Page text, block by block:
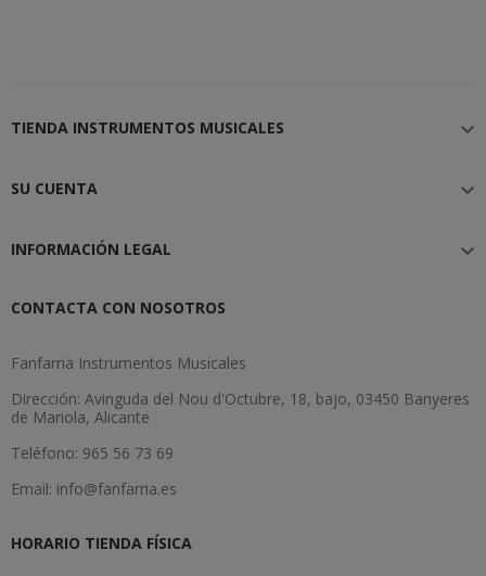
TIENDA INSTRUMENTOS MUSICALES 
SU CUENTA 
INFORMACIÓN LEGAL 
CONTACTA CON NOSOTROS
Fanfarria Instrumentos Musicales
Dirección: Avinguda del Nou d'Octubre, 18, bajo, 03450 Banyeres
de Mariola, Alicante
Teléfono: 965 56 73 69
Email: info@fanfarria.es
HORARIO TIENDA FÍSICA